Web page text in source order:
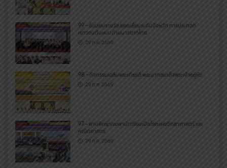
99 – รับมอบรางวัล ยอดเยี่ยมระดับจังหวัด การประกวด
เยาวชนต้นแบบด้านมารยาทไทย
29 ก.ค. 2569
98 – กิจกรรมเฉลิมพระเกียรติ พระบาทสมเด็จพระเจ้าอยู่หัว
29 ก.ค. 2569
97 – พานพิทยาคมพานักเรียนเปิดโลกแห่งวิทยาศาสตร์ และ
คณิตศาสตร์
29 ก.ค. 2569